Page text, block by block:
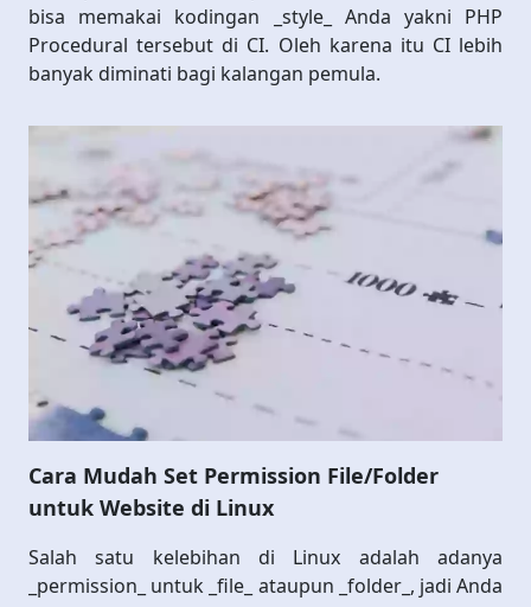
bisa memakai kodingan _style_ Anda yakni PHP
Procedural tersebut di CI. Oleh karena itu CI lebih
banyak diminati bagi kalangan pemula.
Cara Mudah Set Permission File/Folder
untuk Website di Linux
Salah satu kelebihan di Linux adalah adanya
_permission_ untuk _file_ ataupun _folder_, jadi Anda